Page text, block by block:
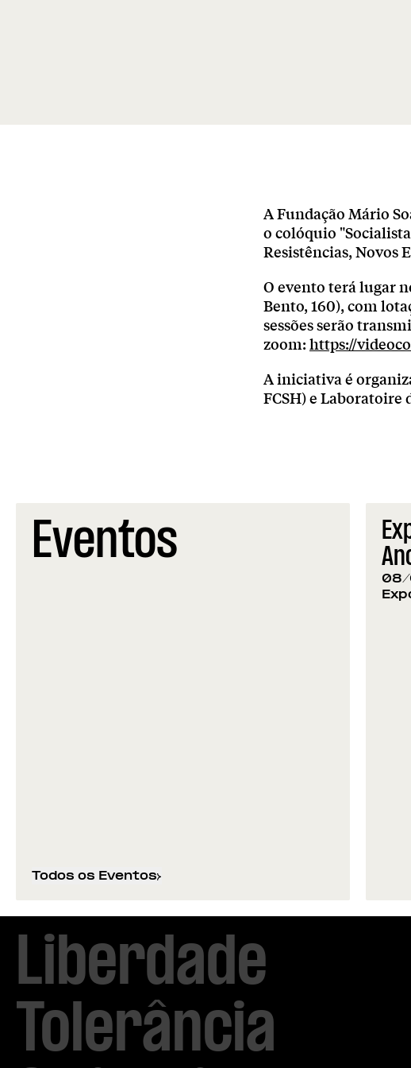
A Fundação Mário
o colóquio
Resistências, Novos
O evento terá lugar
Bento, 160), com
sessões serão
zoom: https://
A iniciativa é
FCSH) e Laboratoire
Eventos
Todos os Eventos
08/
Liberdade
Tolerância